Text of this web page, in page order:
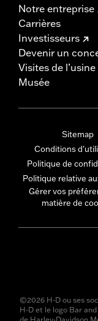
Notre entreprise
Carrières
Investisseurs
Devenir un
Visites de l’usine
Musée
Sitemap
Conditions
Politique de
Politique relative
Gérer vos
matière de
©2026 H-D ou ses
H-D et le logo Bar